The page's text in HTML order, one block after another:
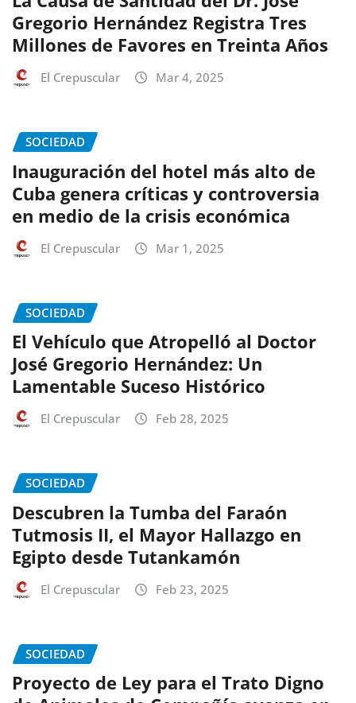
Gregorio Hernández Registra Tres
Millones de Favores en Treinta Años
El Crepuscular Mar 4, 2025
SOCIEDAD
Inauguración del hotel más alto de
Cuba genera críticas y controversia
en medio de la crisis económica
El Crepuscular Mar 1, 2025
SOCIEDAD
El Vehículo que Atropelló al Doctor
José Gregorio Hernández: Un
Lamentable Suceso Histórico
El Crepuscular Feb 28, 2025
SOCIEDAD
Descubren la Tumba del Faraón
Tutmosis II, el Mayor Hallazgo en
Egipto desde Tutankamón
El Crepuscular Feb 23, 2025
SOCIEDAD
Proyecto de Ley para el Trato Digno